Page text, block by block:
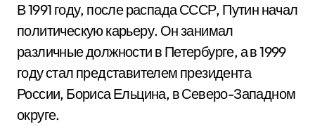
В 1991 году, после распада СССР, Путин начал
политическую карьеру. Он занимал
различные должности в Петербурге, а в 1999
году стал представителем президента
России, Бориса Ельцина, в Северо-Западном
округе.